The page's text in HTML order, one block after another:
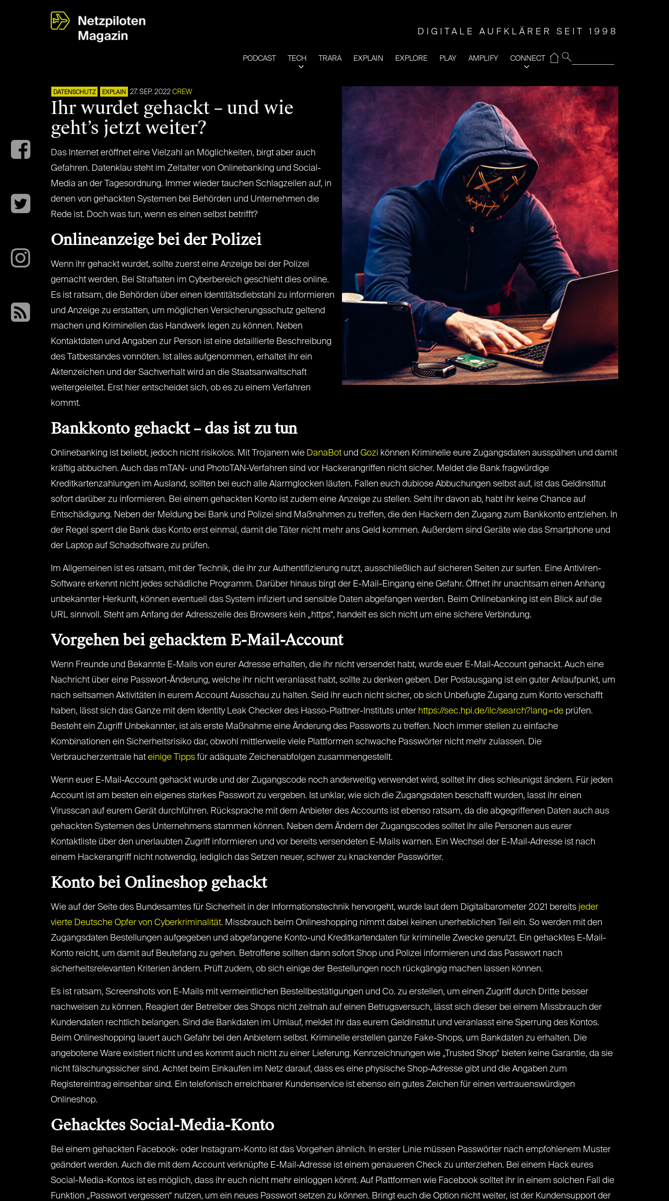
DIGITALE AUFKLÄRER SEIT 1998
PODCAST TECH TRARA EXPLAIN EXPLORE PLAY AMPLIFY CONNECT
⌂
DATENSCHUTZ EXPLAIN 27. SEP. 2022 CREW
Ihr wurdet gehackt – und wie
geht’s jetzt weiter?
Das Internet eröffnet eine Vielzahl an Möglichkeiten, birgt aber auch
Gefahren. Datenklau steht im Zeitalter von Onlinebanking und Social-
Media an der Tagesordnung. Immer wieder tauchen Schlagzeilen auf, in
denen von gehackten Systemen bei Behörden und Unternehmen die
Rede ist. Doch was tun, wenn es einen selbst betrifft?
Onlineanzeige bei der Polizei
Wenn ihr gehackt wurdet, sollte zuerst eine Anzeige bei der Polizei
gemacht werden. Bei Straftaten im Cyberbereich geschieht dies online.
Es ist ratsam, die Behörden über einen Identitätsdiebstahl zu informieren
und Anzeige zu erstatten, um möglichen Versicherungsschutz geltend
machen und Kriminellen das Handwerk legen zu können. Neben
Kontaktdaten und Angaben zur Person ist eine detaillierte Beschreibung
des Tatbestandes vonnöten. Ist alles aufgenommen, erhaltet ihr ein
Aktenzeichen und der Sachverhalt wird an die Staatsanwaltschaft
weitergeleitet. Erst hier entscheidet sich, ob es zu einem Verfahren
kommt.
Bankkonto gehackt – das ist zu tun
Onlinebanking ist beliebt, jedoch nicht risikolos. Mit Trojanern wie DanaBot und Gozi können Kriminelle eure Zugangsdaten ausspähen und damit
kräftig abbuchen. Auch das mTAN- und PhotoTAN-Verfahren sind vor Hackerangriffen nicht sicher. Meldet die Bank fragwürdige
Kreditkartenzahlungen im Ausland, sollten bei euch alle Alarmglocken läuten. Fallen euch dubiose Abbuchungen selbst auf, ist das Geldinstitut
sofort darüber zu informieren. Bei einem gehackten Konto ist zudem eine Anzeige zu stellen. Seht ihr davon ab, habt ihr keine Chance auf
Entschädigung. Neben der Meldung bei Bank und Polizei sind Maßnahmen zu treffen, die den Hackern den Zugang zum Bankkonto entziehen. In
der Regel sperrt die Bank das Konto erst einmal, damit die Täter nicht mehr ans Geld kommen. Außerdem sind Geräte wie das Smartphone und
der Laptop auf Schadsoftware zu prüfen.
Im Allgemeinen ist es ratsam, mit der Technik, die ihr zur Authentifizierung nutzt, ausschließlich auf sicheren Seiten zur surfen. Eine Antiviren-
Software erkennt nicht jedes schädliche Programm. Darüber hinaus birgt der E-Mail-Eingang eine Gefahr. Öffnet ihr unachtsam einen Anhang
unbekannter Herkunft, können eventuell das System infiziert und sensible Daten abgefangen werden. Beim Onlinebanking ist ein Blick auf die
URL sinnvoll. Steht am Anfang der Adresszeile des Browsers kein „https“, handelt es sich nicht um eine sichere Verbindung.
Vorgehen bei gehacktem E-Mail-Account
Wenn Freunde und Bekannte E-Mails von eurer Adresse erhalten, die ihr nicht versendet habt, wurde euer E-Mail-Account gehackt. Auch eine
Nachricht über eine Passwort-Änderung, welche ihr nicht veranlasst habt, sollte zu denken geben. Der Postausgang ist ein guter Anlaufpunkt, um
nach seltsamen Aktivitäten in eurem Account Ausschau zu halten. Seid ihr euch nicht sicher, ob sich Unbefugte Zugang zum Konto verschafft
haben, lässt sich das Ganze mit dem Identity Leak Checker des Hasso-Plattner-Instituts unter https://sec.hpi.de/ilc/search?lang=de prüfen.
Besteht ein Zugriff Unbekannter, ist als erste Maßnahme eine Änderung des Passworts zu treffen. Noch immer stellen zu einfache
Kombinationen ein Sicherheitsrisiko dar, obwohl mittlerweile viele Plattformen schwache Passwörter nicht mehr zulassen. Die
Verbraucherzentrale hat einige Tipps für adäquate Zeichenabfolgen zusammengestellt.
Wenn euer E-Mail-Account gehackt wurde und der Zugangscode noch anderweitig verwendet wird, solltet ihr dies schleunigst ändern. Für jeden
Account ist am besten ein eigenes starkes Passwort zu vergeben. Ist unklar, wie sich die Zugangsdaten beschafft wurden, lasst ihr einen
Virusscan auf eurem Gerät durchführen. Rücksprache mit dem Anbieter des Accounts ist ebenso ratsam, da die abgegriffenen Daten auch aus
gehackten Systemen des Unternehmens stammen können. Neben dem Ändern der Zugangscodes solltet ihr alle Personen aus eurer
Kontaktliste über den unerlaubten Zugriff informieren und vor bereits versendeten E-Mails warnen. Ein Wechsel der E-Mail-Adresse ist nach
einem Hackerangriff nicht notwendig, lediglich das Setzen neuer, schwer zu knackender Passwörter.
Konto bei Onlineshop gehackt
Wie auf der Seite des Bundesamtes für Sicherheit in der Informationstechnik hervorgeht, wurde laut dem Digitalbarometer 2021 bereits jeder
vierte Deutsche Opfer von Cyberkriminalität. Missbrauch beim Onlineshopping nimmt dabei keinen unerheblichen Teil ein. So werden mit den
Zugangsdaten Bestellungen aufgegeben und abgefangene Konto-und Kreditkartendaten für kriminelle Zwecke genutzt. Ein gehacktes E-Mail-
Konto reicht, um damit auf Beutefang zu gehen. Betroffene sollten dann sofort Shop und Polizei informieren und das Passwort nach
sicherheitsrelevanten Kriterien ändern. Prüft zudem, ob sich einige der Bestellungen noch rückgängig machen lassen können.
Es ist ratsam, Screenshots von E-Mails mit vermeintlichen Bestellbestätigungen und Co. zu erstellen, um einen Zugriff durch Dritte besser
nachweisen zu können. Reagiert der Betreiber des Shops nicht zeitnah auf einen Betrugsversuch, lässt sich dieser bei einem Missbrauch der
Kundendaten rechtlich belangen. Sind die Bankdaten im Umlauf, meldet ihr das eurem Geldinstitut und veranlasst eine Sperrung des Kontos.
Beim Onlineshopping lauert auch Gefahr bei den Anbietern selbst. Kriminelle erstellen ganze Fake-Shops, um Bankdaten zu erhalten. Die
angebotene Ware existiert nicht und es kommt auch nicht zu einer Lieferung. Kennzeichnungen wie „Trusted Shop“ bieten keine Garantie, da sie
nicht fälschungssicher sind. Achtet beim Einkaufen im Netz darauf, dass es eine physische Shop-Adresse gibt und die Angaben zum
Registereintrag einsehbar sind. Ein telefonisch erreichbarer Kundenservice ist ebenso ein gutes Zeichen für einen vertrauenswürdigen
Onlineshop.
Gehacktes Social-Media-Konto
Bei einem gehackten Facebook- oder Instagram-Konto ist das Vorgehen ähnlich. In erster Linie müssen Passwörter nach empfohlenem Muster
geändert werden. Auch die mit dem Account verknüpfte E-Mail-Adresse ist einem genaueren Check zu unterziehen. Bei einem Hack eures
Social-Media-Kontos ist es möglich, dass ihr euch nicht mehr einloggen könnt. Auf Plattformen wie Facebook solltet ihr in einem solchen Fall die
Funktion „Passwort vergessen“ nutzen, um ein neues Passwort setzen zu können. Bringt euch die Option nicht weiter, ist der Kundensupport der